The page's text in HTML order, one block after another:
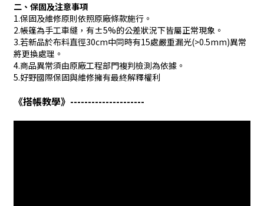
二、保固及注意事項
1.保固及維修原則依照原廠條款施行。
2.帳篷為手工車縫，有±5%的公差狀況下皆屬正常現象。
3.若新品於布料直徑30cm中同時有15處嚴重漏光(>0.5mm)異常
將更換處理。
4.商品異常須由原廠工程部門複判檢測為依據。
5.好野國際保固與維修擁有最終解釋權利
《搭帳教學》---------------------